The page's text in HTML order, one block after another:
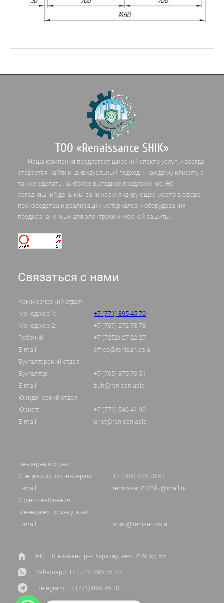
ТОО «Renaissance SHIK»
Наша компания предлагает широкий спектр услуг, и всегда
старается найти индивидуальный подход к каждому клиенту, а
также сделать наиболее выгодное предложение. На
сегодняшний день мы занимаем лидирующее место в сфере
производства и реализации материалов и оборудования
предназначенных для электрохимической защиты.
Связаться с нами
Коммерческий отдел
Менеджер 1:
+7 (771) 895 45 70
Менеджер 2:
+7 (707) 272 78 78
Рабочий:
+7 (7252) 27 22 27
E-mail:
office@renisan.asia
Бухгалтерский отдел
Бухгалтер:
+7 (705) 875 70 51
E-mail:
buh@renisan.asia
Юридический отдел
Юрист:
+7 (771) 546 41 99
E-mail:
urist@renisan.asia
Тендерный отдел
Специалист по тендерам:
+7 (705) 875 70 51
E-mail:
rennissan2021kz@mail.ru
Отдел снабжения
Менеджер по закупкам:
E-mail:
snab@renisan.asia
РК, г. Шымкент, р-н Каратау, кв-л. 229, зд. 55
Whatsapp: +7 (771) 895 45 70
Telegram: +7 (771) 895 45 70